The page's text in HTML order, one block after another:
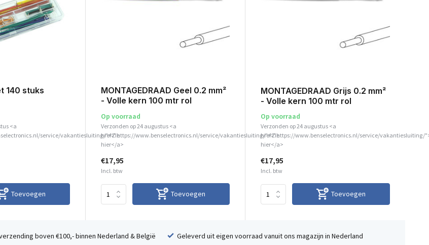
140 stuks
<a
service/vakantiesluiting/">Zie
Toevoegen
MONTAGEDRAAD Geel 0.2 mm²
- Volle kern 100 mtr rol
Op voorraad
Verzonden op 24 augustus <a
href="https://www.benselectronics.nl/service/vakantiesluiting/">Zie
hier</a>
€17,95
Incl. btw
Toevoegen
MONTAGEDRAAD Grijs 0.2 mm²
- Volle kern 100 mtr rol
Op voorraad
Verzonden op 24 augustus <a
href="https://www.benselectronics.nl/service/vakantiesluiting/
hier</a>
€17,95
Incl. btw
Toevoegen
boven €100,- binnen Nederland & België Geleverd uit eigen voorraad vanuit ons magazijn in Nederland